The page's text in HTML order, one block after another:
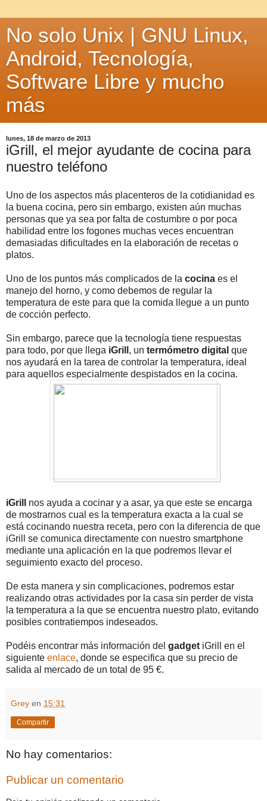
No solo Unix | GNU Linux,
Android, Tecnología,
Software Libre y mucho
más
lunes, 18 de marzo de 2013
iGrill, el mejor ayudante de cocina para
nuestro teléfono
Uno de los aspectos más placenteros de la cotidianidad es
la buena cocina, pero sin embargo, existen aún muchas
personas que ya sea por falta de costumbre o por poca
habilidad entre los fogones muchas veces encuentran
demasiadas dificultades en la elaboración de recetas o
platos.
Uno de los puntos más complicados de la cocina es el
manejo del horno, y como debemos de regular la
temperatura de este para que la comida llegue a un punto
de cocción perfecto.
Sin embargo, parece que la tecnología tiene respuestas
para todo, por que llega iGrill , un termómetro digital que
nos ayudará en la tarea de controlar la temperatura, ideal
para aquellos especialmente despistados en la cocina.
iGrill nos ayuda a cocinar y a asar, ya que este se encarga
de mostrarnos cual es la temperatura exacta a la cual se
está cocinando nuestra receta, pero con la diferencia de que
iGrill se comunica directamente con nuestro smartphone
mediante una aplicación en la que podremos llevar el
seguimiento exacto del proceso.
De esta manera y sin complicaciones, podremos estar
realizando otras actividades por la casa sin perder de vista
la temperatura a la que se encuentra nuestro plato, evitando
posibles contratiempos indeseados.
Podéis encontrar más información del gadget iGrill en el
siguiente enlace, donde se especifica que su precio de
salida al mercado de un total de 95 €.
Grey en 15:31
Compartir
No hay comentarios:
Publicar un comentario